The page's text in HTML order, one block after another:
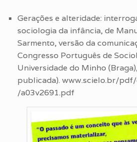
Gerações e alteridade:
sociologia da infância, de
Sarmento, versão da
Congresso Português de
Universidade do Minho
publicada). www.scielo.br/
/a03v2691.pdf